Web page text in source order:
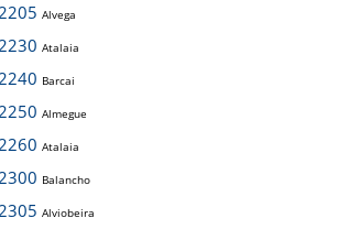
Alvega
Atalaia
Barcai
Almegue
Atalaia
Balancho
Alviobeira